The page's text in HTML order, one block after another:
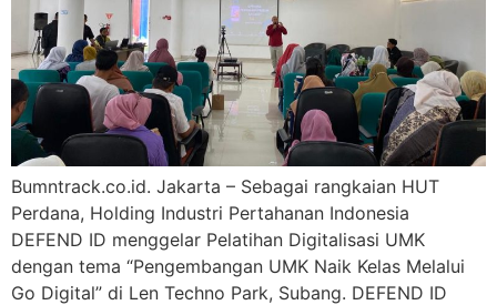
Bumntrack.co.id. Jakarta – Sebagai rangkaian HUT
Perdana, Holding Industri Pertahanan Indonesia
DEFEND ID menggelar Pelatihan Digitalisasi UMK
dengan tema “Pengembangan UMK Naik Kelas Melalui
Go Digital” di Len Techno Park, Subang. DEFEND ID